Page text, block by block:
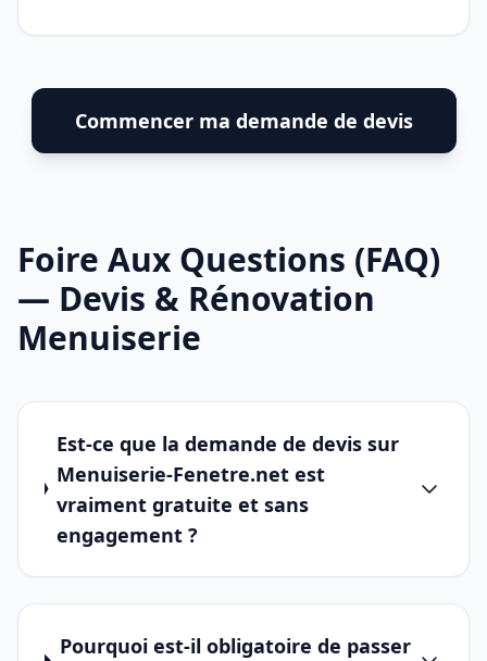
Commencer ma demande de devis
Foire Aux Questions (FAQ)
— Devis & Rénovation
Menuiserie
Est-ce que la demande de devis sur
Menuiserie-Fenetre.net est
vraiment gratuite et sans
engagement ?
Pourquoi est-il obligatoire de passer